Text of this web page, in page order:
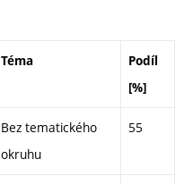
Téma
Podíl
[%]
Bez tematického
okruhu
55